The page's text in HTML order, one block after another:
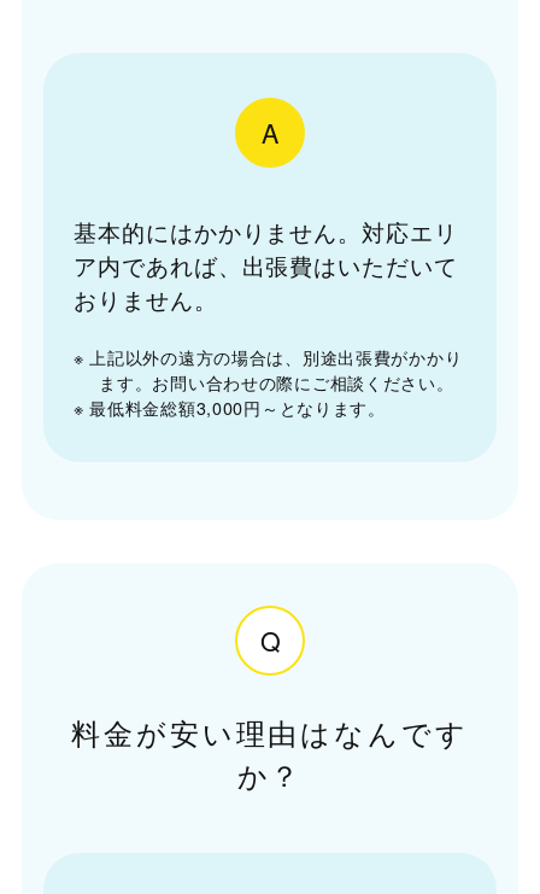
A
基本的にはかかりません。対応エリ
ア内であれば、出張費はいただいて
おりません。
※ 上記以外の遠方の場合は、別途出張費がかかり
ます。お問い合わせの際にご相談ください。
※ 最低料金総額3,000円～となります。
Q
料金が安い理由はなんです
か？